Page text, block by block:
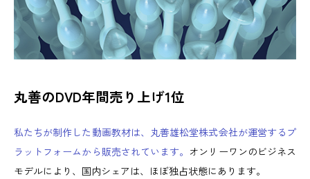
丸善のDVD年間売り上げ1位
私たちが制作した動画教材は、丸善雄松堂株式会社が運営するプ
ラットフォームから販売されています。 オンリーワンのビジネス
モデルにより、国内シェアは、ほぼ独占状態にあります。